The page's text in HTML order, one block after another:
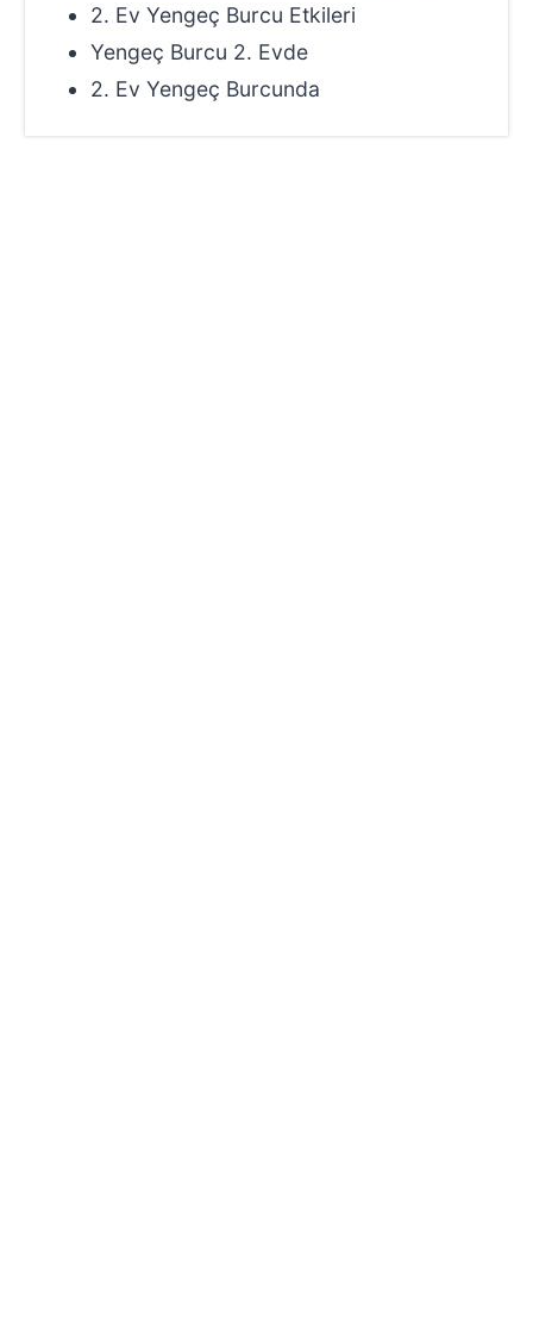
2. Ev Yengeç Burcu Etkileri
Yengeç Burcu 2. Evde
2. Ev Yengeç Burcunda